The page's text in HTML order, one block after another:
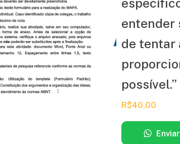
entender
de tentar
possível.”
R$40,00